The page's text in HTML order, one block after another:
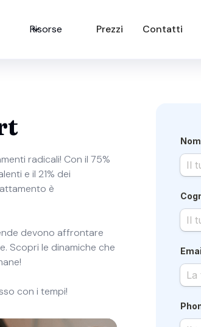
Risorse Prezzi Contatti
radicali! Con il 75%
e il 21% dei
è
devono affrontare
Scopri le dinamiche che
con i tempi!